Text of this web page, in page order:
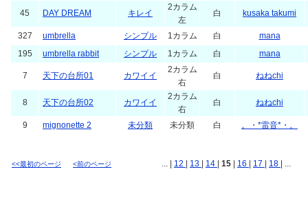
45 DAY DREAM キレイ
2カラム
左
白 kusaka takumi
327 umbrella シンプル 1カラム 白
mana
195
umbrella rabbit シンプル 1カラム 白 mana
7 天下の台所01 カワイイ
2カラム
右
白 ねねchi
8 天下の台所02 カワイイ
2カラム
右
白 ねねchi
9 mignonette 2 未分類 未分類 白 。・*雷音*・。
<<最初のページ <前のページ ... | 12 13 14 15 16 17 18 | ...